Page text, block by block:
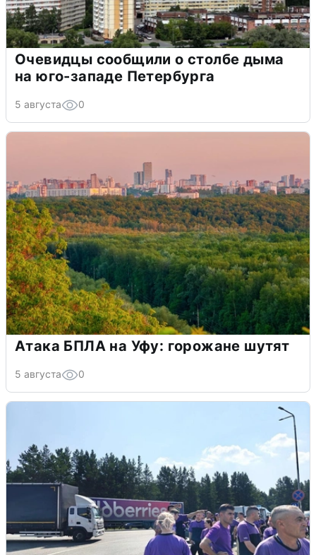
Очевидцы сообщили о столбе дыма
на юго-западе Петербурга
5 августа 0
Атака БПЛА на Уфу: горожане шутят
5 августа 0